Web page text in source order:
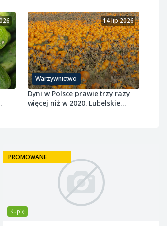
Warzywnictwo
14 lip 2026
Dyni w Polsce prawie trzy razy
więcej niż w 2020. Lubelskie
Kupię
PROMOWANE